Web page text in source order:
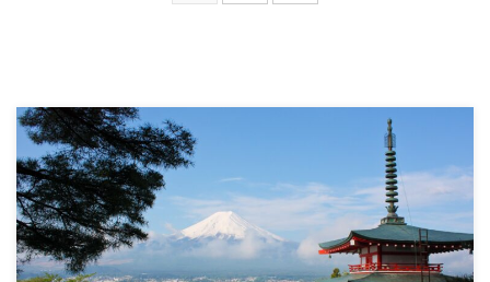
ズなのかどうか、実際の意見を見
の理由は以下の通りです。 退職
代行がクズではない理由 そもそ
も辞めるかどうかは本人の自由
辞め ...
この記事では、退職代行サービス
行サービスとは？ まずは退職代
行サービスがそもそもどのような
ものなのか見ていきましょう。 ...